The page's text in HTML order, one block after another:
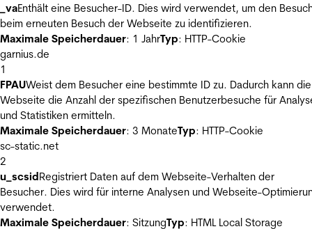
_vaEnthält eine Besucher-ID. Dies wird verwendet, um den
beim erneuten Besuch der Webseite zu identifizieren.
Maximale Speicherdauer: 1 JahrTyp: HTTP-Cookie
garnius.de
1
FPAUWeist dem Besucher eine bestimmte ID zu. Dadurch kann die
Webseite die Anzahl der spezifischen Benutzerbesuche für
und Statistiken ermitteln.
Maximale Speicherdauer: 3 MonateTyp: HTTP-Cookie
sc-static.net
2
u_scsidRegistriert Daten auf dem Webseite-Verhalten der
Besucher. Dies wird für interne Analysen und Webseite-
verwendet.
Maximale Speicherdauer: SitzungTyp: HTML Local Storage